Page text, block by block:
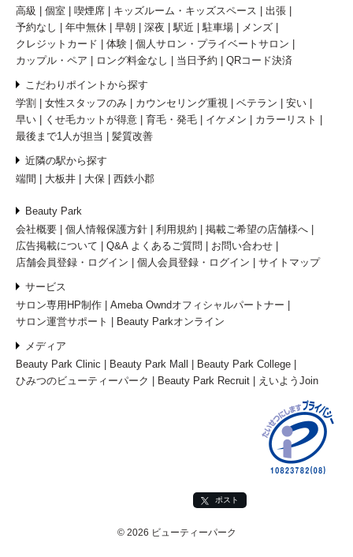
高級
個室 喫煙席 キッズルーム・キッズスペース
出張
予約なし
年中無休 早朝 深夜 駅近 駐車場
メンズ
クレジットカード
体験
個人サロン・プライベートサロン
カップル・ペア
ロング料金なし 当日予約 QRコード決済
こだわりポイントから探す
学割
女性スタッフのみ カウンセリング重視 ベテラン
安い
早い
くせ毛カットが得意 育毛・発毛 イケメン
カラーリスト
最後まで1人が担当
髪質改善
近隣の駅から探す
端間
大板井 大保 西鉄小郡
Beauty Park
会社概要
個人情報保護方針 利用規約
掲載ご希望の店舗様へ
広告掲載について
Q&A よくあるご質問
お問い合わせ
店舗会員登録・ログイン
個人会員登録・ログイン サイトマップ
サービス
サロン専用HP制作
Ameba Owndオフィシャルパートナー
サロン運営サポート
Beauty Parkオンライン
メディア
Beauty Park Clinic
Beauty Park Mall
Beauty Park College
ひみつのビューティーパーク
Beauty Park Recruit えいようJoin
ポスト
© 2026 ビューティーパーク